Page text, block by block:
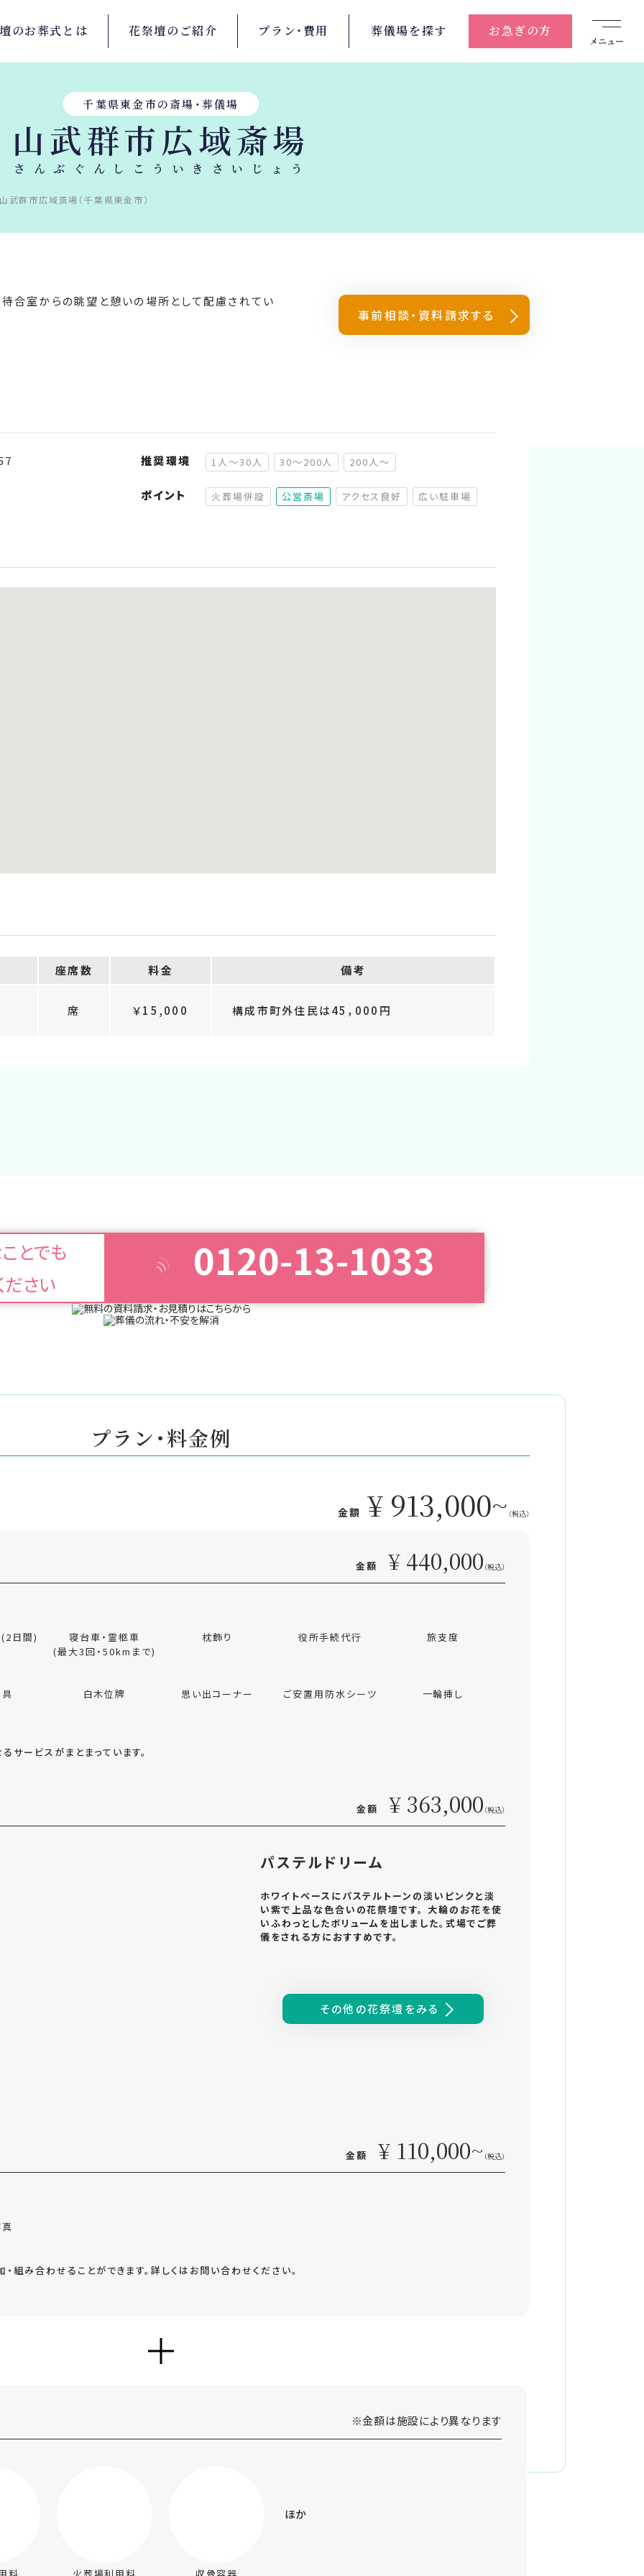
メニュー
のお葬式とは 花祭壇の ご紹介 プラン・ 費用 葬儀場を探す お急ぎの方
千葉県東金市の斎場・葬儀場
山武群市広域斎場
さんぶぐんしこういきさいじょう
武群市広域斎場（千葉県東金市）
合室からの眺望と憩いの場所として配慮されてい
事前相談・資料請求する
推奨環境 1人～30人
（非推奨）
30～200人
（非推奨）
200人～
（非推奨）
ポイント 火葬場併設
（非対応）
公営斎場 アクセス良好
（非対応）
広い駐車場
（非対応）
座席数 料金 備考
席 ￥15,000 構成市町外住民は45，000円
とでも
さい
0120-13-1033
プラン・料金例
金額 ¥ 913,000~ （税込）
金額 ¥ 440,000 （税込）
(2日間)
寝台車・霊柩車
(最大3回・50kmまで)
枕飾り 役所手続代行 旅支度
白木位牌 思い出コーナー ご安置用防水シーツ 一輪挿し
ービスがまとまっています。
金額 ¥ 363,000 （税込）
パステルドリーム
ホワイトベースにパステルトーンの淡いピンクと淡
い紫で上品な色合いの花祭壇です。 大輪のお花を使
いふわっとしたボリュームを出しました。式場でご葬
儀をされる方におすすめです。
その他の花祭壇をみる
金額 ¥ 110,000~ （税込）
組み合わせることができます。詳しくはお問い合わせください。
※金額は施設により異なります
ほか